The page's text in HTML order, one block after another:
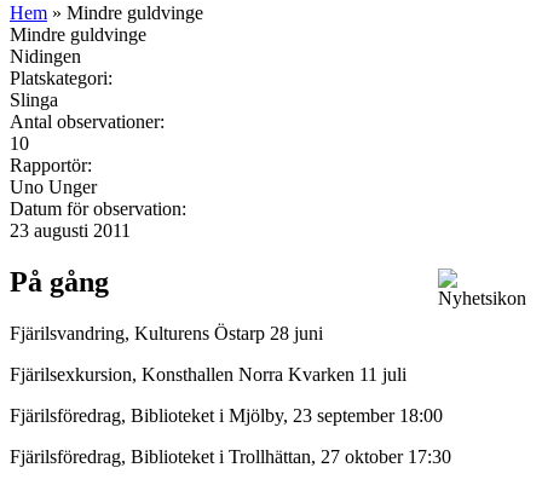
Hem » Mindre guldvinge
Mindre guldvinge
Nidingen
Platskategori:
Slinga
Antal observationer:
10
Rapportör:
Uno Unger
Datum för observation:
23 augusti 2011
På gång
Fjärilsvandring, Kulturens Östarp 28 juni
Fjärilsexkursion, Konsthallen Norra Kvarken 11 juli
Fjärilsföredrag, Biblioteket i Mjölby, 23 september 18:00
Fjärilsföredrag, Biblioteket i Trollhättan, 27 oktober 17:30